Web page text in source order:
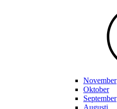
November
Oktober
September
Augusti